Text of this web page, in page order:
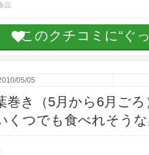
品
このクチコミに“ぐ
05/05
巻き（5月から6月ご
くつでも食べれそう